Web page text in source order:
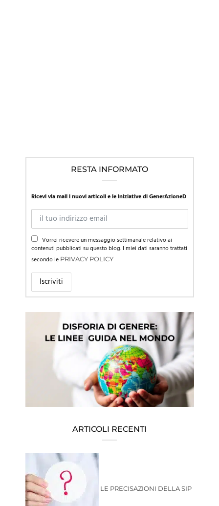
RESTA INFORMATO
Ricevi via mail i nuovi articoli e le iniziative di GenerAzioneD
Vorrei ricevere un messaggio settimanale relativo ai
contenuti pubblicati su questo blog. I miei dati saranno trattati
secondo le PRIVACY POLICY
ARTICOLI RECENTI
LE PRECISAZIONI DELLA SIP